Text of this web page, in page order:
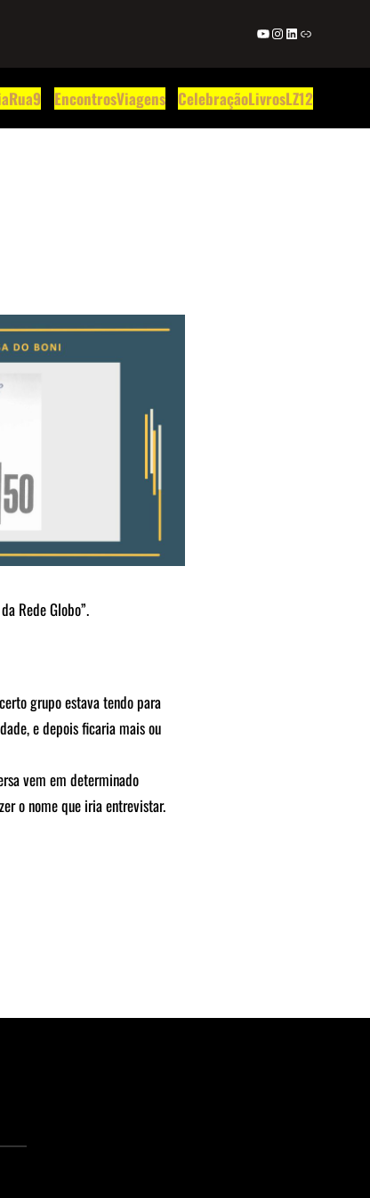
Youtube
Instagram
LinkedIn
Link
Rua9 EncontrosViagens CelebraçãoLivrosLZ12
Rede Globo”.
grupo estava tendo para
e depois ficaria mais ou
vem em determinado
o nome que iria entrevistar.